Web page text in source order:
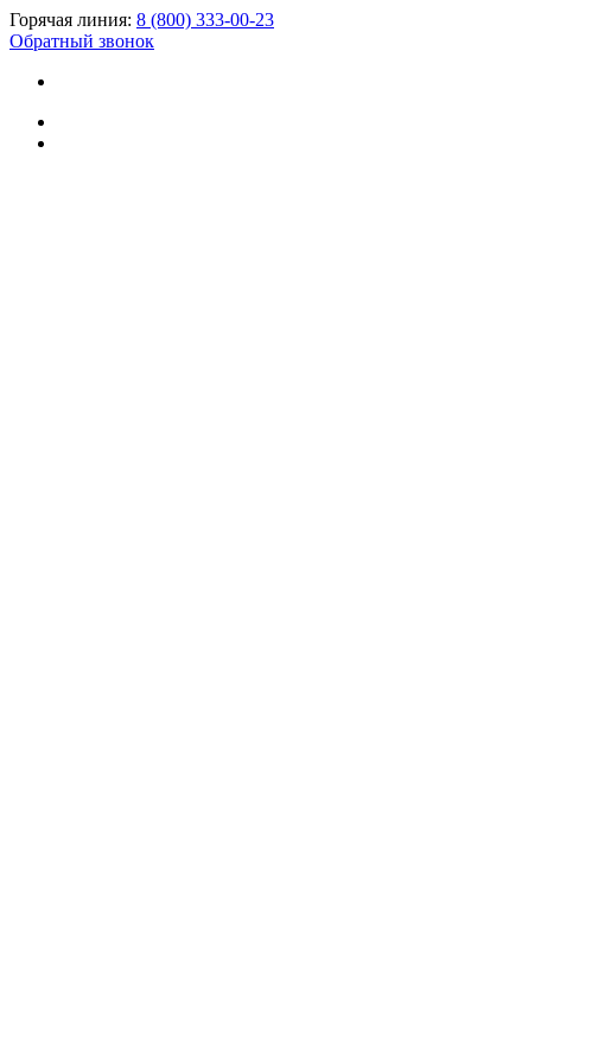
Горячая линия: 8 (800) 333-00-23
Обратный звонок